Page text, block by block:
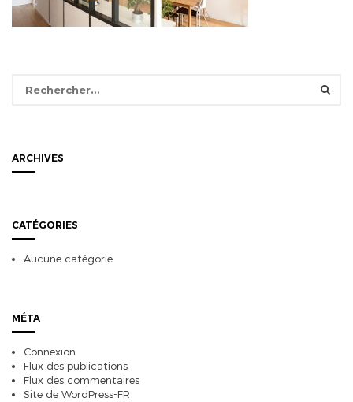
ARCHIVES
CATÉGORIES
Aucune catégorie
MÉTA
Connexion
Flux des publications
Flux des commentaires
Site de WordPress-FR